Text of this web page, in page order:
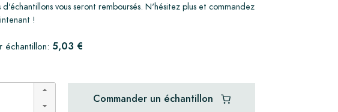
d'échantillons vous seront remboursés. N'hésitez plus et commandez
!
échantillon: 5,03 €
Commander un échantillon